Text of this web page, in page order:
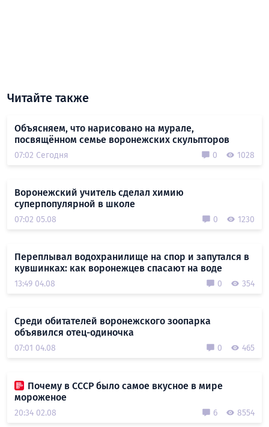
Читайте также
Объясняем, что нарисовано на мурале,
посвящённом семье воронежских скульпторов
07:02 Сегодня 0 1028
Воронежский учитель сделал химию
суперпопулярной в школе
07:02 05.08 0 1230
Переплывал водохранилище на спор и запутался в
кувшинках: как воронежцев спасают на воде
13:49 04.08 0 354
Среди обитателей воронежского зоопарка
объявился отец-одиночка
07:01 04.08 0 465
Почему в СССР было самое вкусное в мире
мороженое
20:34 02.08 6 8554